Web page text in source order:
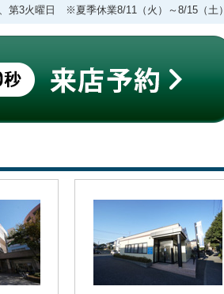
第3火曜日 ※夏季休業8/11（火）～8/15（土）